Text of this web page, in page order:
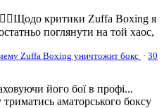
👉🏼Щодо критики Zuffa Boxing я
поглянути на той хаос,
Zuffa Boxing уничтожит бокс · 30
його бої в профі...
аматорського боксу